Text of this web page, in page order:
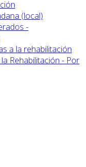
(local)
-
a la rehabilitación
la Rehabilitación - Por